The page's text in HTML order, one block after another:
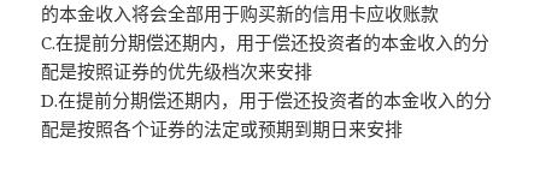
的本金收入将会全部用于购买新的信用卡应收账款
C.在提前分期偿还期内，用于偿还投资者的本金收入的分
配是按照证券的优先级档次来安排
D.在提前分期偿还期内，用于偿还投资者的本金收入的分
配是按照各个证券的法定或预期到期日来安排